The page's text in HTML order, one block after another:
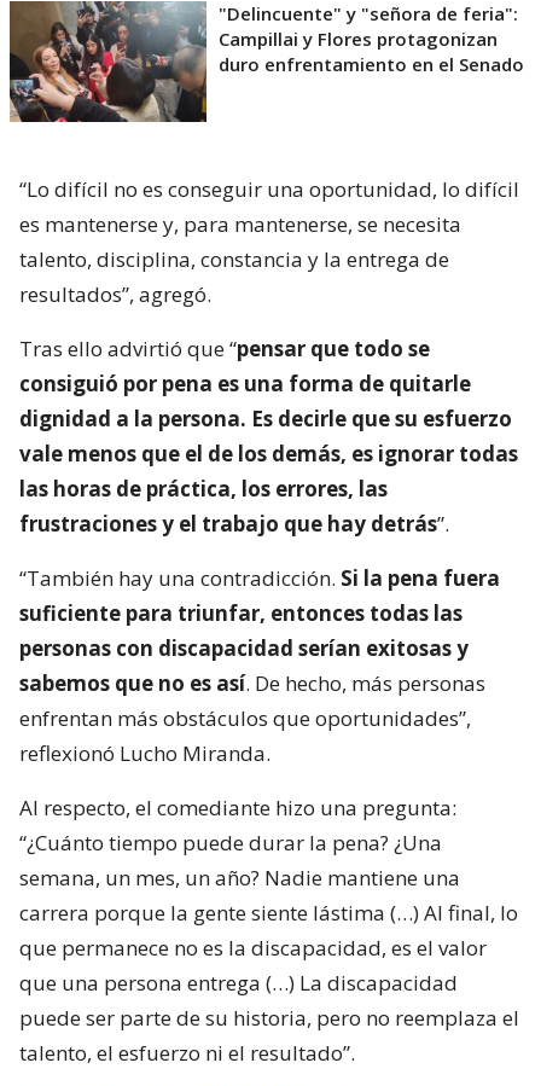
"Delincuente" y "señora de feria":
Campillai y Flores protagonizan
duro enfrentamiento en el Senado
“Lo difícil no es conseguir una oportunidad, lo difícil
es mantenerse y, para mantenerse, se necesita
talento, disciplina, constancia y la entrega de
resultados”, agregó.
Tras ello advirtió que “pensar que todo se
consiguió por pena es una forma de quitarle
dignidad a la persona. Es decirle que su esfuerzo
vale menos que el de los demás, es ignorar todas
las horas de práctica, los errores, las
frustraciones y el trabajo que hay detrás”.
“También hay una contradicción. Si la pena fuera
suficiente para triunfar, entonces todas las
personas con discapacidad serían exitosas y
sabemos que no es así. De hecho, más personas
enfrentan más obstáculos que oportunidades”,
reflexionó Lucho Miranda.
Al respecto, el comediante hizo una pregunta:
“¿Cuánto tiempo puede durar la pena? ¿Una
semana, un mes, un año? Nadie mantiene una
carrera porque la gente siente lástima (…) Al final, lo
que permanece no es la discapacidad, es el valor
que una persona entrega (…) La discapacidad
puede ser parte de su historia, pero no reemplaza el
talento, el esfuerzo ni el resultado”.